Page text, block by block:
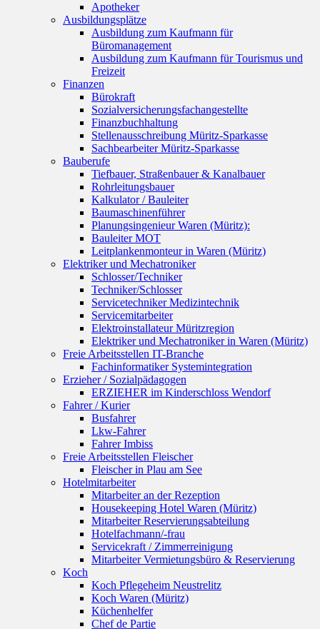
Apotheker
Ausbildungsplätze
Ausbildung zum Kaufmann für
Büromanagement
Ausbildung zum Kaufmann für Tourismus und
Freizeit
Finanzen
Bürokraft
Sozialversicherungsfachangestellte
Finanzbuchhaltung
Stellenausschreibung Müritz-Sparkasse
Sachbearbeiter Müritz-Sparkasse
Bauberufe
Tiefbauer, Straßenbauer & Kanalbauer
Rohrleitungsbauer
Kalkulator / Bauleiter
Baumaschinenführer
Planungsingenieur Waren (Müritz):
Bauleiter MOT
Leitplankenmonteur in Waren (Müritz)
Elektriker und Mechatroniker
Schlosser/Techniker
Techniker/Schlosser
Servicetechniker Medizintechnik
Servicemitarbeiter
Elektroinstallateur Müritzregion
Elektriker und Mechatroniker in Waren (Müritz)
Freie Arbeitsstellen IT-Branche
Fachinformatiker Systemintegration
Erzieher / Sozialpädagogen
ERZIEHER im Kinderschloss Wendorf
Fahrer / Kurier
Busfahrer
Lkw-Fahrer
Fahrer Imbiss
Freie Arbeitsstellen Fleischer
Fleischer in Plau am See
Hotelmitarbeiter
Mitarbeiter an der Rezeption
Housekeeping Hotel Waren (Müritz)
Mitarbeiter Reservierungsabteilung
Hotelfachmann/-frau
Servicekraft / Zimmerreinigung
Mitarbeiter Vermietungsbüro & Reservierung
Koch
Koch Pflegeheim Neustrelitz
Koch Waren (Müritz)
Küchenhelfer
Chef de Partie